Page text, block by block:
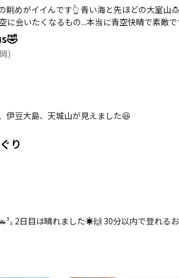
めがイイんです👆️ 青い海と先ほどの大室山
に会いたくなるもの...本当に青空快晴で素敵
)
伊豆大島、天城山が見えました😆
り
2日目は晴れました☀️🙌 30分以内で登れる